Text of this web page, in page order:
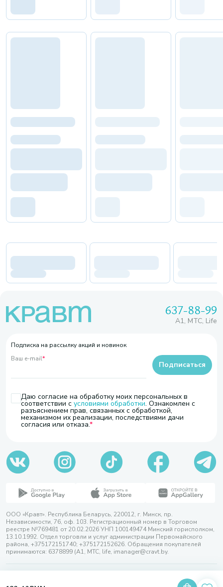
637-88-99
A1, МТС, Life
Подписка на рассылку акций и новинок
Ваш e-mail*
Даю согласие на обработку моих персональных в
соответствии с условиями обработки. Ознакомлен с
разъяснением прав, связанных с обработкой,
механизмом их реализации, последствиями дачи
согласия или отказа.
Подписаться
ООО «Кравт». Республика Беларусь, 220012, г. Минск, пр.
Независимости, 76, оф. 103. Регистрационный номер в Торговом
реестре №769481 от 20.02.2026 УНП 100149474 Минский горисполком,
13.10.1992. Отдел торговли и услуг администрации Первомайского
района, +375172151740; +375172152626. Обращения покупателей
принимаются: 6378899 (А1, МТС, life, imanager@cravt.by.